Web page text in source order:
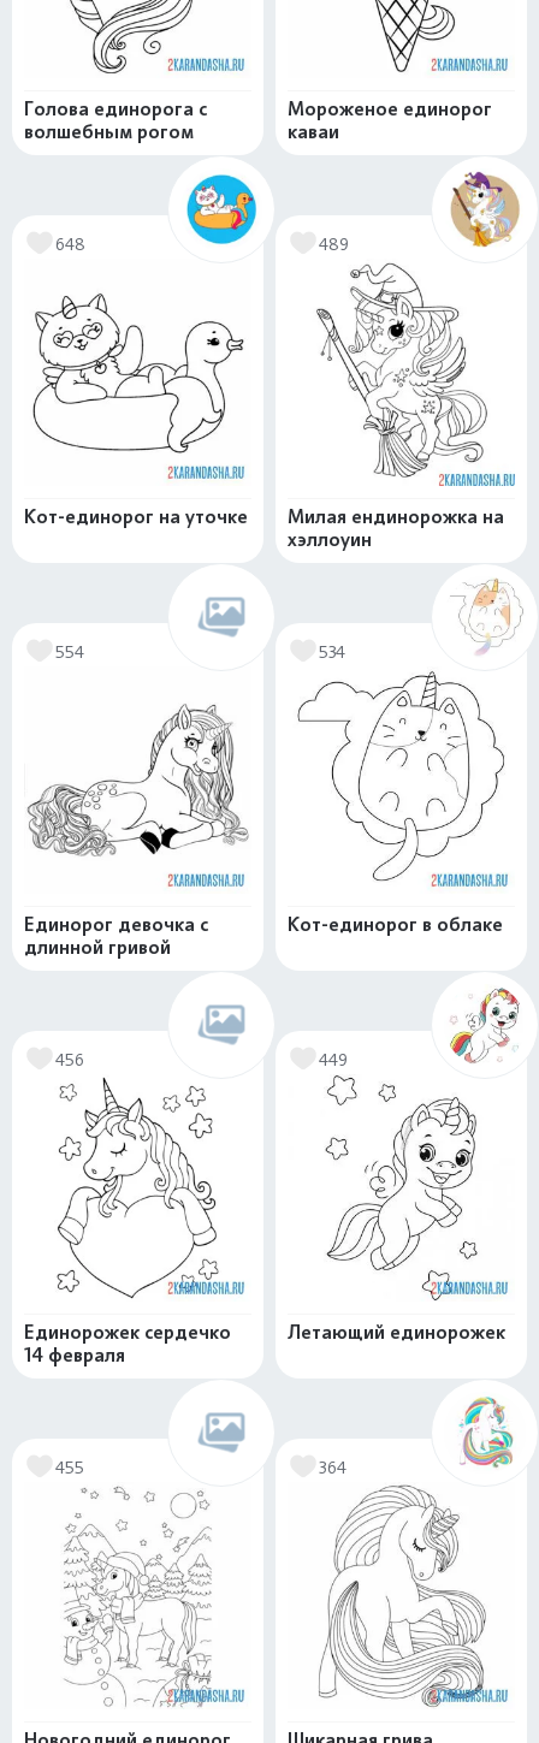
Голова единорога с
волшебным рогом
Мороженое единорог
каваи
648
Кот-единорог на уточке
489
Милая ендинорожка на
хэллоуин
554
Единорог девочка с
длинной гривой
534
Кот-единорог в облаке
456
Единорожек сердечко
14 февраля
449
Летающий единорожек
455 364